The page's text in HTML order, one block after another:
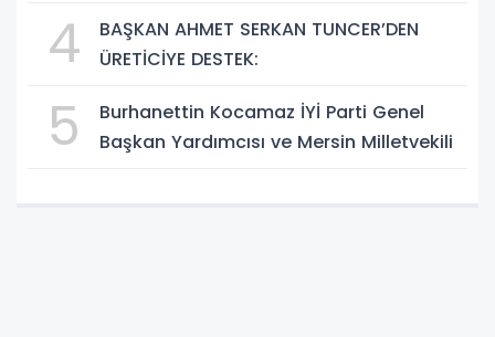
4
BAŞKAN AHMET SERKAN TUNCER’DEN
ÜRETİCİYE DESTEK:
5
Burhanettin Kocamaz İYİ Parti Genel
Başkan Yardımcısı ve Mersin Milletvekili